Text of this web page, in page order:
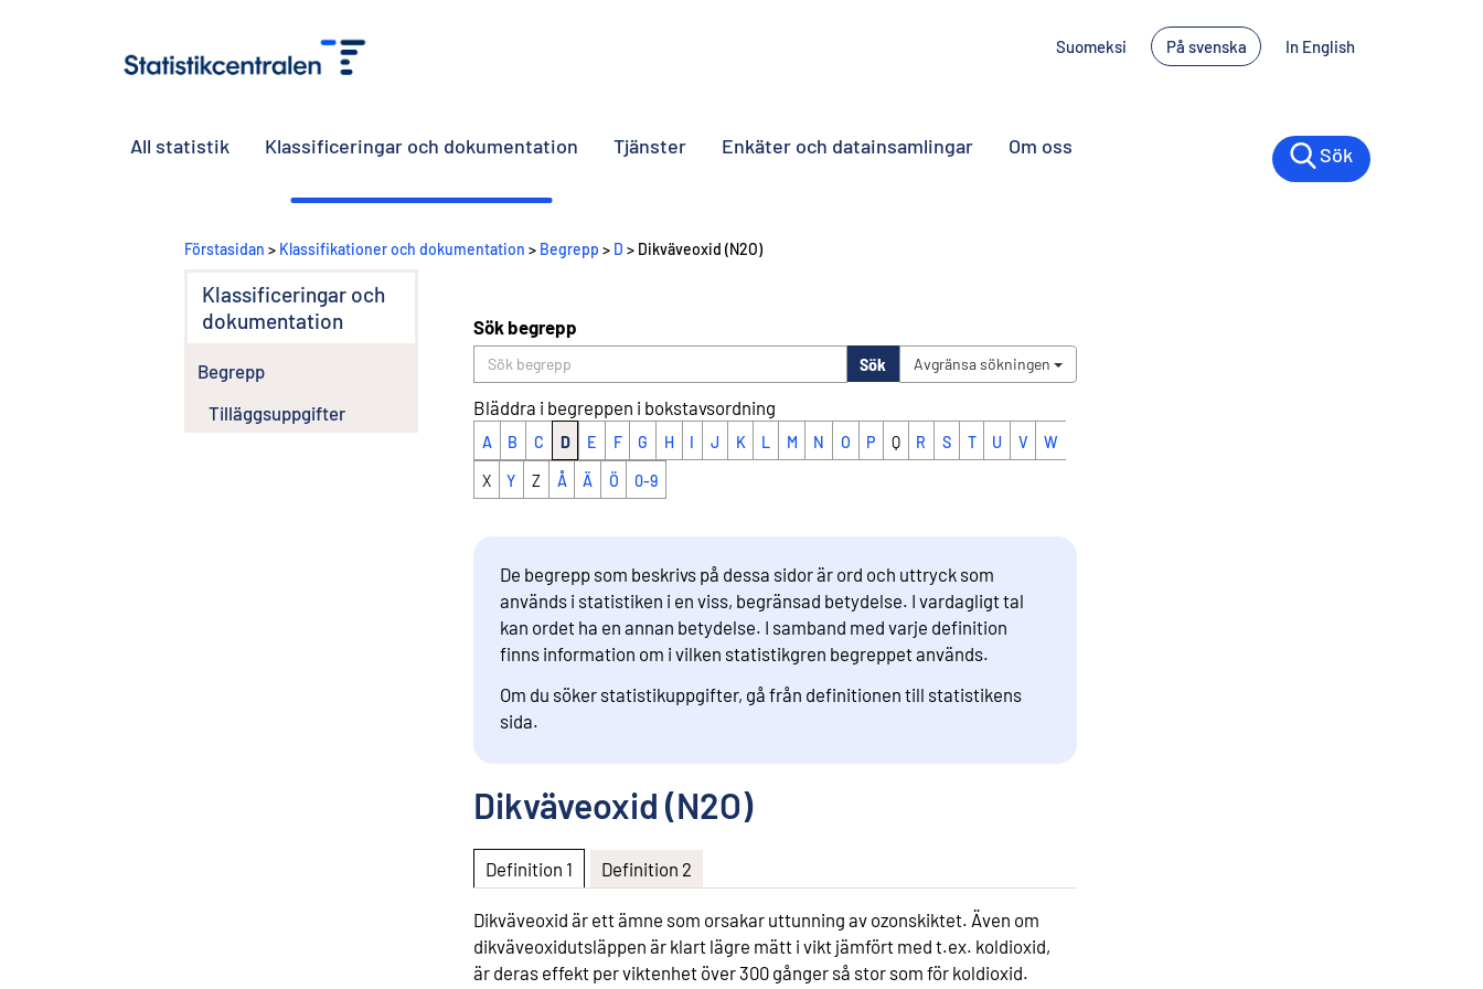
Suomeksi På svenska In English
All statistik Klassificeringar och dokumentation Tjänster Enkäter och datainsamlingar Om oss Sök
Förstasidan > Klassifikationer och dokumentation > Begrepp > D > Dikväveoxid (N2O)
Klassificeringar och
dokumentation
Begrepp
Tilläggsuppgifter
Sök begrepp
Sök Avgränsa sökningen
Bläddra i begreppen i bokstavsordning
A B C D E F G H I J K L M N O P Q R S T U V W
X Y Z Å Ä Ö 0-9
De begrepp som beskrivs på dessa sidor är ord och uttryck som
används i statistiken i en viss, begränsad betydelse. I vardagligt tal
kan ordet ha en annan betydelse. I samband med varje definition
finns information om i vilken statistikgren begreppet används.
Om du söker statistikuppgifter, gå från definitionen till statistikens
sida.
Dikväveoxid (N2O)
Definition 1 Definition 2
Dikväveoxid är ett ämne som orsakar uttunning av ozonskiktet. Även om
dikväveoxidutsläppen är klart lägre mätt i vikt jämfört med t.ex. koldioxid,
är deras effekt per viktenhet över 300 gånger så stor som för koldioxid.